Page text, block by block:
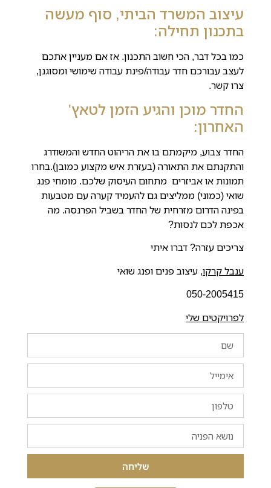
עיצוב המשרד הביתי, סוף מעשה
בתכנון תחילה:
כמו בכל דבר, הכי חשוב התכנון. אז אם מעניין אתכם
לעצב עבורכם חדר עבודה/פינת עבודה שימושי ומסוגנן,
צרו קשר.
החדר מוכן והגיע הזמן לטאץ'
האחרון:
החדר צבוע, מיקמתם בו את הריהוט החדש והמשודרג
והתקנתם את התאורה (בעזרת איש מקצוע כמובן).בחרו
תמונות או אביזרים מתחום העיסוק שלכם. מומחי פנג
שואי (כמוני) ממליצים גם להעמיד קערה עם מטבעות
בפינה הדרום מזרחית של החדר בשביל הפרנסה. מה
אכפת לכם לנסות?
צריכים עזרה? דברו איתי
ענבל קרקו, עיצוב פנים ופנג שואי
050-2005415
לפרויקטים שלי
שליחה